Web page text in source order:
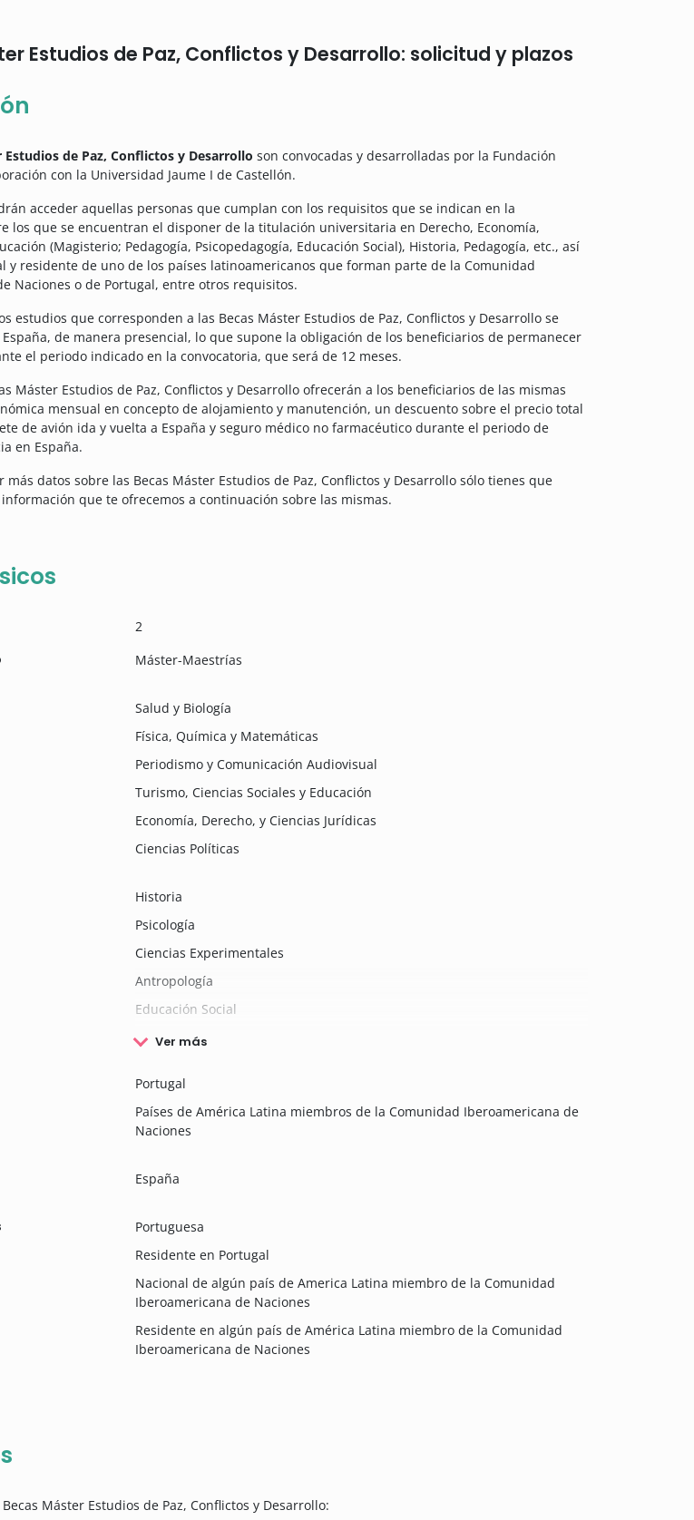
Estudios de Paz, Conflictos y Desarrollo: solicitud y plazos
Estudios de Paz, Conflictos y Desarrollo son convocadas y desarrolladas por la Fundación
con la Universidad Jaume I de Castellón.
acceder aquellas personas que cumplan con los requisitos que se indican en la
los que se encuentran el disponer de la titulación universitaria en Derecho, Economía,
(Magisterio; Pedagogía, Psicopedagogía, Educación Social), Historia, Pedagogía, etc., así
y residente de uno de los países latinoamericanos que forman parte de la Comunidad
Naciones o de Portugal, entre otros requisitos.
estudios que corresponden a las Becas Máster Estudios de Paz, Conflictos y Desarrollo se
de manera presencial, lo que supone la obligación de los beneficiarios de permanecer
el periodo indicado en la convocatoria, que será de 12 meses.
Máster Estudios de Paz, Conflictos y Desarrollo ofrecerán a los beneficiarios de las mismas
mensual en concepto de alojamiento y manutención, un descuento sobre el precio total
de avión ida y vuelta a España y seguro médico no farmacéutico durante el periodo de
en España.
más datos sobre las Becas Máster Estudios de Paz, Conflictos y Desarrollo sólo tienes que
que te ofrecemos a continuación sobre las mismas.
2
Máster-Maestrías
Salud y Biología
Física, Química y Matemáticas
Periodismo y Comunicación Audiovisual
Turismo, Ciencias Sociales y Educación
Economía, Derecho, y Ciencias Jurídicas
Ciencias Políticas
Historia
Psicología
Ciencias Experimentales
Antropología
Educación Social
Ver más
Portugal
Países de América Latina miembros de la Comunidad Iberoamericana de
Naciones
España
Portuguesa
Residente en Portugal
Nacional de algún país de America Latina miembro de la Comunidad
Iberoamericana de Naciones
Residente en algún país de América Latina miembro de la Comunidad
Iberoamericana de Naciones
Máster Estudios de Paz, Conflictos y Desarrollo: